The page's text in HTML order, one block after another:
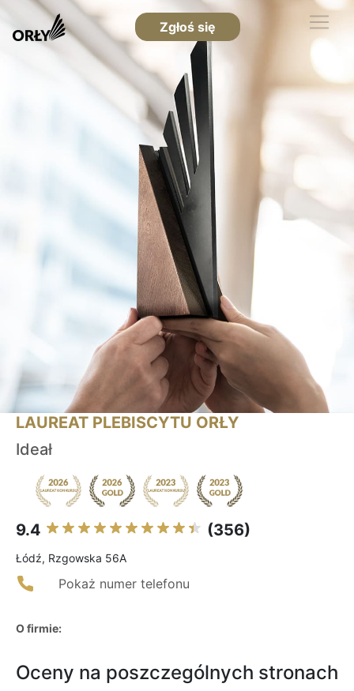
Zgłoś się
LAUREAT PLEBISCYTU ORŁY
Ideał
9.4 (356)
Łódź, Rzgowska 56A
Pokaż numer telefonu
O firmie:
Oceny na poszczególnych stronach